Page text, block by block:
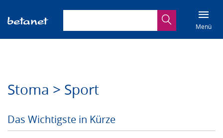
SucheMenü
Stoma > Sport
Das Wichtigste in Kürze